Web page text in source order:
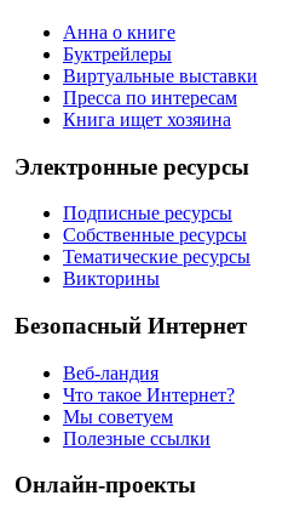
Анна о книге
Буктрейлеры
Виртуальные выставки
Пресса по интересам
Книга ищет хозяина
Электронные ресурсы
Подписные ресурсы
Собственные ресурсы
Тематические ресурсы
Викторины
Безопасный Интернет
Веб-ландия
Что такое Интернет?
Мы советуем
Полезные ссылки
Онлайн-проекты